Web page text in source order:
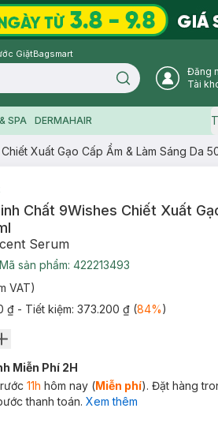
GiặtBagsmart
Search icon
Đăng
Tài
SPA DERMAHAIR
Xuất Gạo Cấp Ẩm & Làm Sáng Da
Chất 9Wishes Chiết Xuất
Serum
Mã sản phẩm: 422213493
VAT)
₫ - Tiết kiệm: 373.200 ₫(84%)
Miễn Phí 2H
11h hôm nay (Miễn phí). Đặt hàng
thanh toán. Xem thêm